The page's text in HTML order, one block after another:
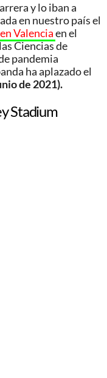
y lo iban a
en nuestro país el
Valenciaen el
Ciencias de
pandemia
ha aplazado el
de 2021).
Stadium